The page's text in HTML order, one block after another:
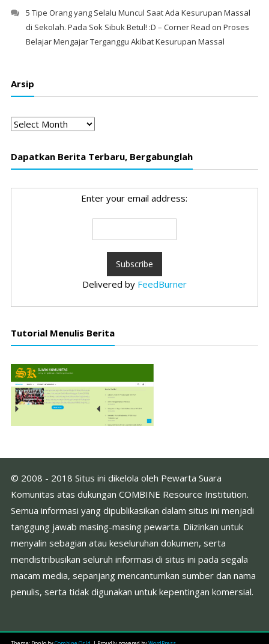
5 Tipe Orang yang Selalu Muncul Saat Ada Kesurupan Massal
di Sekolah. Pada Sok Sibuk Betul! :D – Corner Read on Proses
Belajar Mengajar Terganggu Akibat Kesurupan Massal
Arsip
Arsip
Dapatkan Berita Terbaru, Bergabunglah
Enter your email address:
Delivered by FeedBurner
Tutorial Menulis Berita
© 2008 - 2018 Situs ini dikelola oleh Pewarta Suara
Komunitas atas dukungan COMBINE Resource Institution.
Semua informasi yang dipublikasikan dalam situs ini menjadi
tanggung jawab masing-masing pewarta. Diizinkan untuk
menyalin sebagian atau keseluruhan dokumen, serta
mendistribusikan seluruh informasi di situs ini pada segala
macam media, sepanjang mencantumkan sumber dan nama
penulis, serta tidak digunakan untuk kepentingan komersial.